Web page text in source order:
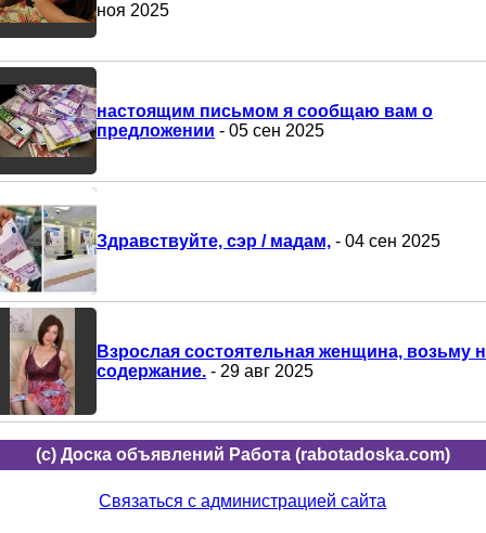
ноя 2025
настоящим письмом я сообщаю вам о
предложении - 05 сен 2025
Здравствуйте, сэр / мадам, - 04 сен 2025
Взрослая состоятельная женщина, возьму
содержание. - 29 авг 2025
(c) Доска объявлений Работа (rabotadoska.com)
Связаться с администрацией сайта